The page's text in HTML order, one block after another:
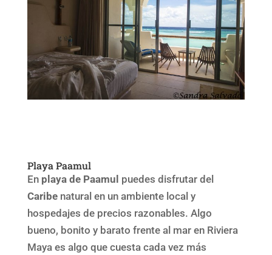
Playa Paamul
En playa de Paamul puedes disfrutar del
Caribenatural en un ambiente local y
hospedajes de precios razonables. Algo
bueno, bonito y barato frente al mar en Riviera
Maya es algo que cuesta cada vez más